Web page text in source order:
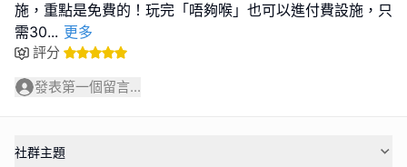
施，重點是免費的！玩完「唔夠喉」也可以進付費設施，只
需30... 更多
評分
發表第一個留言...
社群主題